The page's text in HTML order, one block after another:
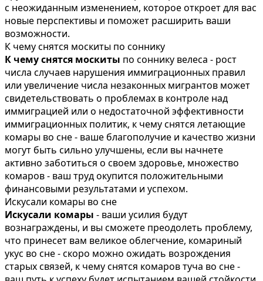
с неожиданным изменением, которое откроет для вас
новые перспективы и поможет расширить ваши
возможности.
К чему снятся москиты по соннику
К чему снятся москиты по соннику велеса - рост
числа случаев нарушения иммиграционных правил
или увеличение числа незаконных мигрантов может
свидетельствовать о проблемах в контроле над
иммиграцией или о недостаточной эффективности
иммиграционных политик, к чему снятся летающие
комары во сне - ваше благополучие и качество жизни
могут быть сильно улучшены, если вы начнете
активно заботиться о своем здоровье, множество
комаров - ваш труд окупится положительными
финансовыми результатами и успехом.
Искусали комары во сне
Искусали комары - ваши усилия будут
вознаграждены, и вы сможете преодолеть проблему,
что принесет вам великое облегчение, комариный
укус во сне - скоро можно ожидать возрождения
старых связей, к чему снятся комаров туча во сне -